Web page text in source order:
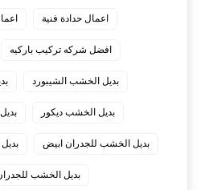
اعمال حدادة فنية
افضل شركه تركيب باركيه
بديل الخشب الشيبورد
بديل الخشب ديكور
بديل الخشب للجدران ابيض
بديل الخشب